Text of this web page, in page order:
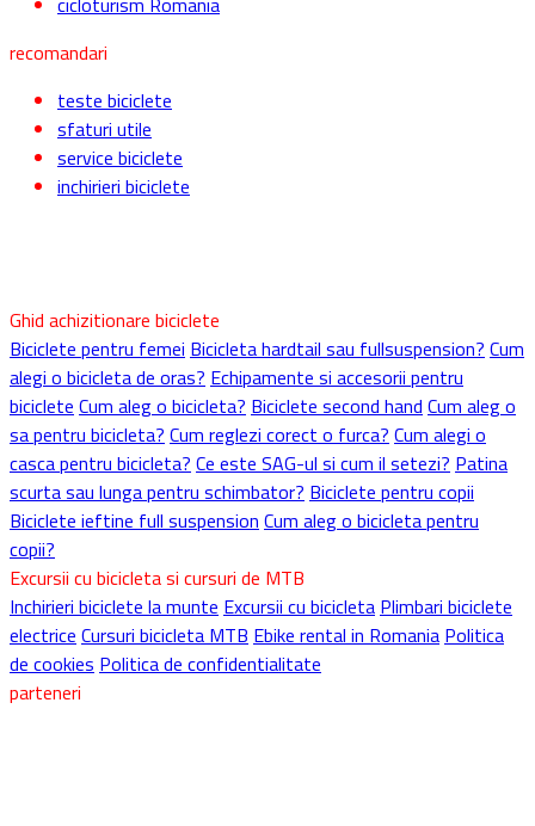
Oferte Biciclete 31 Octombrie – 6 Noiembrie 2016
promoveaza produs
utile
echipe de ciclism din romania
asociatii sportive din romania
ciclisti romani
cicloturism Romania
recomandari
teste biciclete
sfaturi utile
service biciclete
inchirieri biciclete